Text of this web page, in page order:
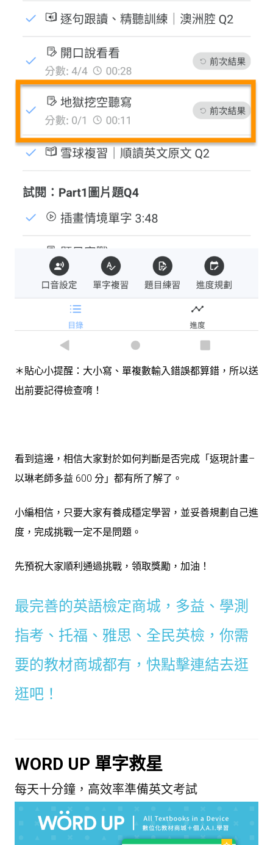
＊貼心小提醒：大小寫、單複數輸入錯誤都算錯，所以送
出前要記得檢查唷！
看到這邊，相信大家對於如何判斷是否完成「返現計畫–
以琳老師多益 600 分」都有所了解了。
小編相信，只要大家有養成穩定學習，並妥善規劃自己進
度，完成挑戰一定不是問題。
先預祝大家順利通過挑戰，領取獎勵，加油！
最完善的英語檢定商城，多益、學測
指考、托福、雅思、全民英檢，你需
要的教材商城都有，快點擊連結去逛
逛吧！
WORD UP 單字救星
每天十分鐘，高效率準備英文考試